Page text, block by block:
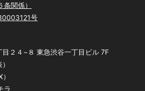
関係）
号
２４−８ 東急渋谷一丁目ビル 7F
ラ